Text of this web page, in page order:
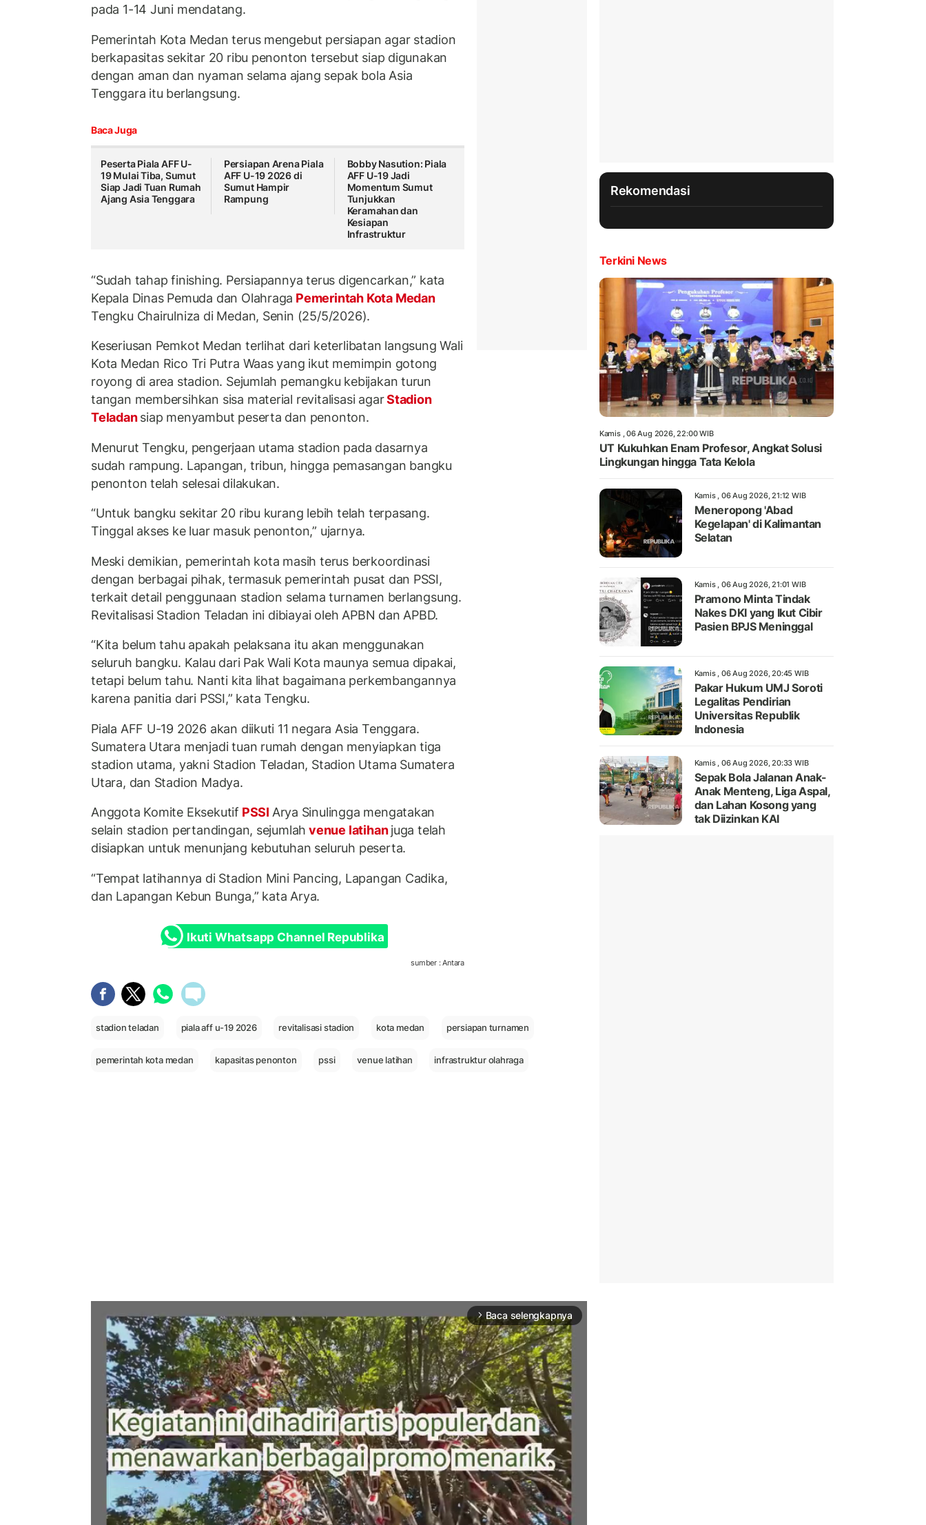
pada 1-14 Juni mendatang.
Pemerintah Kota Medan terus mengebut persiapan agar stadion
berkapasitas sekitar 20 ribu penonton tersebut siap digunakan
dengan aman dan nyaman selama ajang sepak bola Asia
Tenggara itu berlangsung.
Baca Juga
Peserta Piala AFF U-
19 Mulai Tiba, Sumut
Siap Jadi Tuan Rumah
Ajang Asia Tenggara
Persiapan Arena Piala
AFF U-19 2026 di
Sumut Hampir
Rampung
Bobby Nasution: Piala
AFF U-19 Jadi
Momentum Sumut
Tunjukkan
Keramahan dan
Kesiapan
Infrastruktur
“Sudah tahap finishing. Persiapannya terus digencarkan,” kata
Kepala Dinas Pemuda dan Olahraga Pemerintah Kota Medan
Tengku Chairulniza di Medan, Senin (25/5/2026).
Keseriusan Pemkot Medan terlihat dari keterlibatan langsung Wali
Kota Medan Rico Tri Putra Waas yang ikut memimpin gotong
royong di area stadion. Sejumlah pemangku kebijakan turun
tangan membersihkan sisa material revitalisasi agarStadion
Teladansiap menyambut peserta dan penonton.
Menurut Tengku, pengerjaan utama stadion pada dasarnya
sudah rampung. Lapangan, tribun, hingga pemasangan bangku
penonton telah selesai dilakukan.
“Untuk bangku sekitar 20 ribu kurang lebih telah terpasang.
Tinggal akses ke luar masuk penonton,” ujarnya.
Meski demikian, pemerintah kota masih terus berkoordinasi
dengan berbagai pihak, termasuk pemerintah pusat dan PSSI,
terkait detail penggunaan stadion selama turnamen berlangsung.
Revitalisasi Stadion Teladan ini dibiayai oleh APBN dan APBD.
“Kita belum tahu apakah pelaksana itu akan menggunakan
seluruh bangku. Kalau dari Pak Wali Kota maunya semua dipakai,
tetapi belum tahu. Nanti kita lihat bagaimana perkembangannya
karena panitia dari PSSI,” kata Tengku.
Piala AFF U-19 2026 akan diikuti 11 negara Asia Tenggara.
Sumatera Utara menjadi tuan rumah dengan menyiapkan tiga
stadion utama, yakni Stadion Teladan, Stadion Utama Sumatera
Utara, dan Stadion Madya.
Anggota Komite Eksekutif PSSI Arya Sinulingga mengatakan
selain stadion pertandingan, sejumlah venue latihanjuga telah
disiapkan untuk menunjang kebutuhan seluruh peserta.
“Tempat latihannya di Stadion Mini Pancing, Lapangan Cadika,
dan Lapangan Kebun Bunga,” kata Arya.
Ikuti Whatsapp Channel Republika
sumber : Antara
stadion teladan piala aff u-19 2026 revitalisasi stadion kota medan persiapan turnamen
pemerintah kota medan kapasitas penonton pssi venue latihan infrastruktur olahraga
arrow_forward_ios Baca selengkapnya
Rekomendasi
Terkini News
Kamis , 06 Aug 2026, 22:00 WIB
UT Kukuhkan Enam Profesor, Angkat Solusi
Lingkungan hingga Tata Kelola
Kamis , 06 Aug 2026, 21:12 WIB
Meneropong 'Abad
Kegelapan' di Kalimantan
Selatan
Kamis , 06 Aug 2026, 21:01 WIB
Pramono Minta Tindak
Nakes DKI yang Ikut Cibir
Pasien BPJS Meninggal
Kamis , 06 Aug 2026, 20:45 WIB
Pakar Hukum UMJ Soroti
Legalitas Pendirian
Universitas Republik
Indonesia
Kamis , 06 Aug 2026, 20:33 WIB
Sepak Bola Jalanan Anak-
Anak Menteng, Liga Aspal,
dan Lahan Kosong yang
tak Diizinkan KAI